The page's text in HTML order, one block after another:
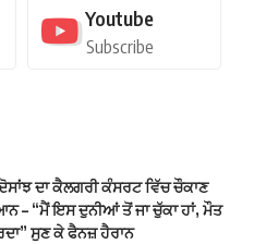
Youtube
Subscribe
ਦਾ ਕੈਲਗਰੀ ਕੰਸਰਟ ਵਿੱਚ ਚੌਕਾਣ
– “ਮੈਂ ਇਸ ਦੁਨੀਆਂ ਤੋਂ ਜਾ ਚੁੱਕਾ ਹਾਂ, ਮੌਤ
ਸੁਣ ਕੇ ਫੈਨਜ਼ ਹੈਰਾਨ